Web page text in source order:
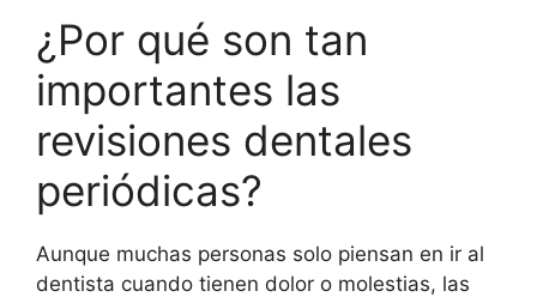
¿Por qué son tan
importantes las
revisiones dentales
periódicas?
Aunque muchas personas solo piensan en ir al
dentista cuando tienen dolor o molestias, las